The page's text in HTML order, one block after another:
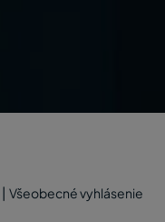
| Všeobecné vyhlásenie